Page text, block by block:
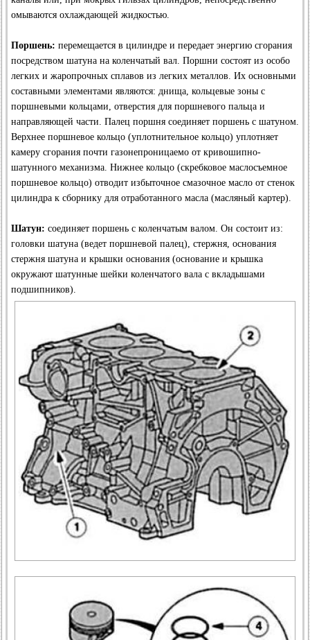
омываются охлаждающей жидкостью.
Поршень: перемещается в цилиндре и передает энергию сгорания
посредством шатуна на коленчатый вал. Поршни состоят из особо
легких и жаропрочных сплавов из легких металлов. Их основными
составными элементами являются: днища, кольцевые зоны с
поршневыми кольцами, отверстия для поршневого пальца и
направляющей части. Палец поршня соединяет поршень с шатуном.
Верхнее поршневое кольцо (уплотнительное кольцо) уплотняет
камеру сгорания почти газонепроницаемо от кривошипно-
шатунного механизма. Нижнее кольцо (скребковое маслосъемное
поршневое кольцо) отводит избыточное смазочное масло от стенок
цилиндра к сборнику для отработанного масла (масляный картер).
Шатун: соединяет поршень с коленчатым валом. Он состоит из:
головки шатуна (ведет поршневой палец), стержня, основания
стержня шатуна и крышки основания (основание и крышка
окружают шатунные шейки коленчатого вала с вкладышами
подшипников).